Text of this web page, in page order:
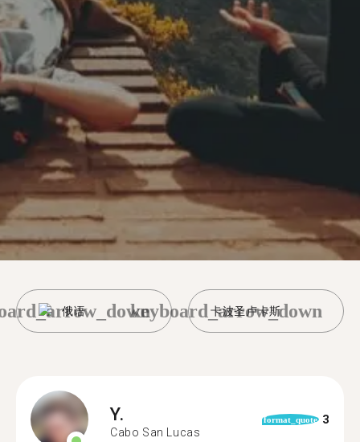
俄语 卡波圣卢卡斯
keyboard_arrow_down
Y.
Cabo San Lucas
format_quote 3